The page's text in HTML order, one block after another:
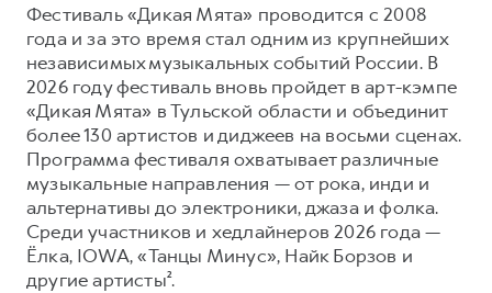
Фестиваль «Дикая Мята» проводится с 2008
года и за это время стал одним из крупнейших
независимых музыкальных событий России. В
2026 году фестиваль вновь пройдет в арт-кэмпе
«Дикая Мята» в Тульской области и объединит
более 130 артистов и диджеев на восьми сценах.
Программа фестиваля охватывает различные
музыкальные направления — от рока, инди и
альтернативы до электроники, джаза и фолка.
Среди участников и хедлайнеров 2026 года —
Ёлка, IOWA, «Танцы Минус», Найк Борзов и
другие артисты².